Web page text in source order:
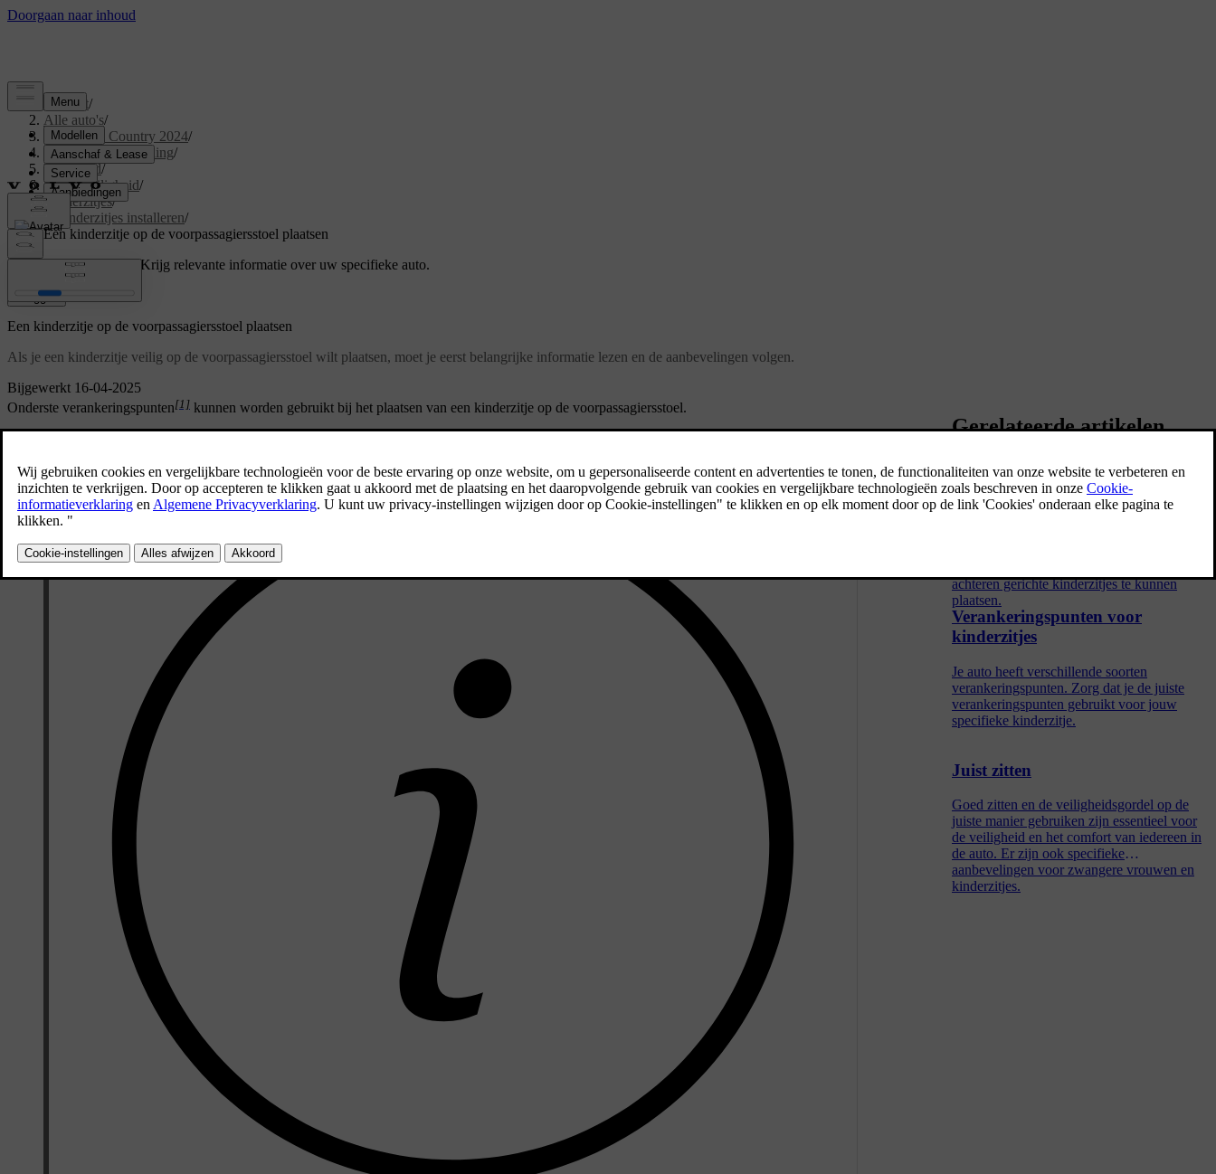
Support/
Alle auto's/
V60 Cross Country 2024/
Gebruikershandleiding/
Veiligheid/
Kinderveiligheid/
Kinderzitjes/
Kinderzitjes installeren/
Een kinderzitje op de voorpassagiersstoel plaatsen
Ondersteuning op maatKrijg relevante informatie over uw specifieke auto.
Inloggen
Bijgewerkt 16-04-2025
Een kinderzitje op de voorpassagiersstoel plaatsen
Als je een kinderzitje veilig op de voorpassagiersstoel wilt plaatsen, moet je eerst belangrijke informatie lezen en de aanbevelingen volgen.
Onderste verankeringspunten[1] kunnen worden gebruikt bij het plaatsen van een kinderzitje op de voorpassagiersstoel.
Gerelateerde artikelen
Frontale airbags
achteren gerichte kinderzitjes te kunnen
plaatsen.
Verankeringspunten voor
kinderzitjes
Je auto heeft verschillende soorten
verankeringspunten. Zorg dat je de juiste
verankeringspunten gebruikt voor jouw
specifieke kinderzitje.
Juist zitten
Goed zitten en de veiligheidsgordel op de
juiste manier gebruiken zijn essentieel voor
de veiligheid en het comfort van iedereen in
de auto. Er zijn ook specifieke
aanbevelingen voor zwangere vrouwen en
kinderzitjes.